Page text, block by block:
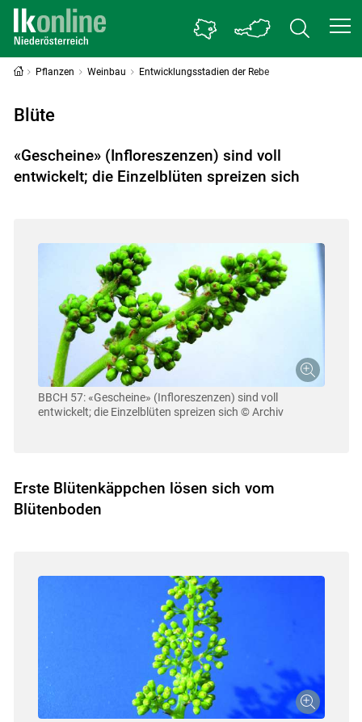
Pflanzen Weinbau Entwicklungsstadien der Rebe
Blüte
«Gescheine» (Infloreszenzen) sind voll
entwickelt; die Einzelblüten spreizen sich
BBCH 57: «Gescheine» (Infloreszenzen) sind voll
entwickelt; die Einzelblüten spreizen sich © Archiv
Erste Blütenkäppchen lösen sich vom
Blütenboden